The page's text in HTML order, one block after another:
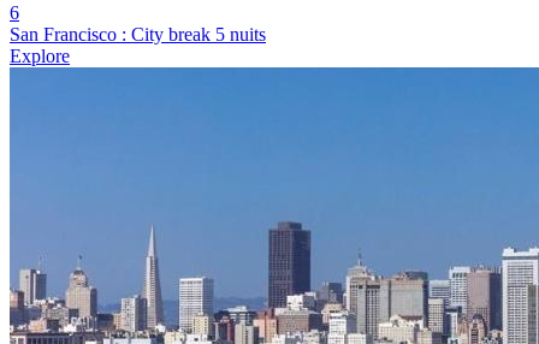
6
San Francisco : City break 5 nuits
Explore